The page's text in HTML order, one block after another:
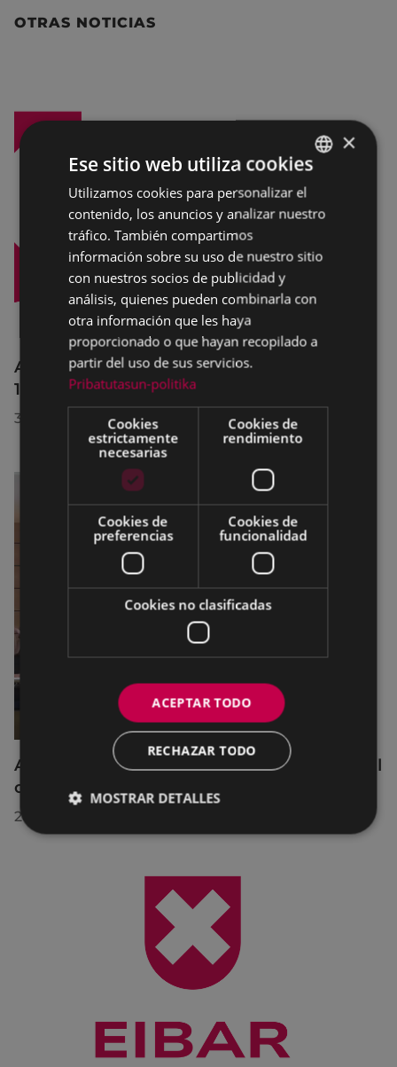
OTRAS NOTICIAS
Afecciones al tráfico en la calle Egogain del
10 al 23 de agosto, por motivo de obras
30/07/2026
Acuerdos adoptados por el Pleno Municipal
celebrado el 27 de julio de 2026
28/07/2026
BASQUE
SPANISH
×
Ese sitio web utiliza cookies
Utilizamos cookies para personalizar el
contenido, los anuncios y analizar nuestro
tráfico. También compartimos
información sobre su uso de nuestro sitio
con nuestros socios de publicidad y
análisis, quienes pueden combinarla con
otra información que les haya
proporcionado o que hayan recopilado a
partir del uso de sus servicios.
Pribatutasun-politika
Cookies
estrictamente
necesarias
Cookies de
rendimiento
Cookies de
preferencias
Cookies de
funcionalidad
Cookies no clasificadas
ACEPTAR TODO
RECHAZAR TODO
MOSTRAR DETALLES